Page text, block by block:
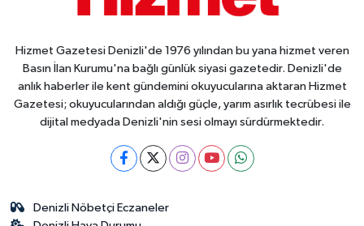
Hizmet Gazetesi Denizli'de 1976 yılından bu yana hizmet veren
Basın İlan Kurumu'na bağlı günlük siyasi gazetedir. Denizli'de
anlık haberler ile kent gündemini okuyucularına aktaran Hizmet
Gazetesi; okuyucularından aldığı güçle, yarım asırlık tecrübesi ile
dijital medyada Denizli'nin sesi olmayı sürdürmektedir.
Denizli Nöbetçi Eczaneler